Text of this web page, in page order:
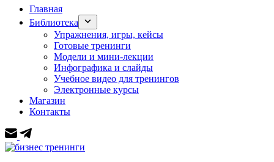
Главная
Библиотека
Упражнения, игры, кейсы
Готовые тренинги
Модели и мини-лекции
Инфографика и слайды
Учебное видео для тренингов
Электронные курсы
Магазин
Контакты